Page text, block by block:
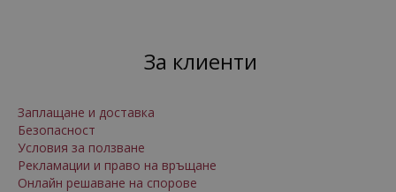
За клиенти
Заплащане и доставка
Безопасност
Условия за ползване
Рекламации и право на връщане
Онлайн решаване на спорове